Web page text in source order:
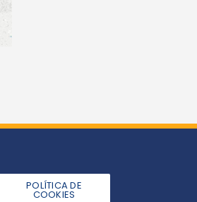
POLÍTICA DE
COOKIES